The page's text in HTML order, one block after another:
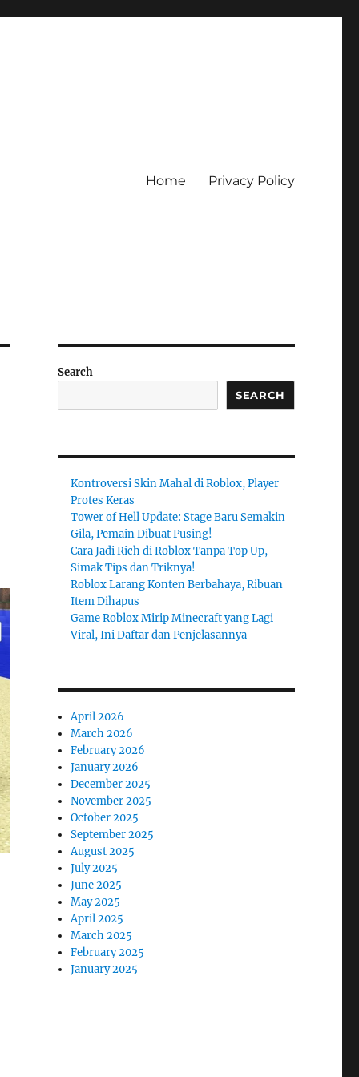
Home Privacy Policy
Search
SEARCH
Kontroversi Skin Mahal di Roblox, Player
Protes Keras
Tower of Hell Update: Stage Baru Semakin
Gila, Pemain Dibuat Pusing!
Cara Jadi Rich di Roblox Tanpa Top Up,
Simak Tips dan Triknya!
Roblox Larang Konten Berbahaya, Ribuan
Item Dihapus
Game Roblox Mirip Minecraft yang Lagi
Viral, Ini Daftar dan Penjelasannya
April 2026
March 2026
February 2026
January 2026
December 2025
November 2025
October 2025
September 2025
August 2025
July 2025
June 2025
May 2025
April 2025
March 2025
February 2025
January 2025